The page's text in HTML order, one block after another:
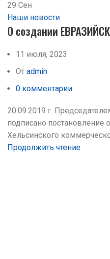
29 Сен
Наши новости
О создании
11 июля, 2023
От admin
0 комментарии
20.09.2019 г.
подписано
Хельсинского
Продолжить чтение